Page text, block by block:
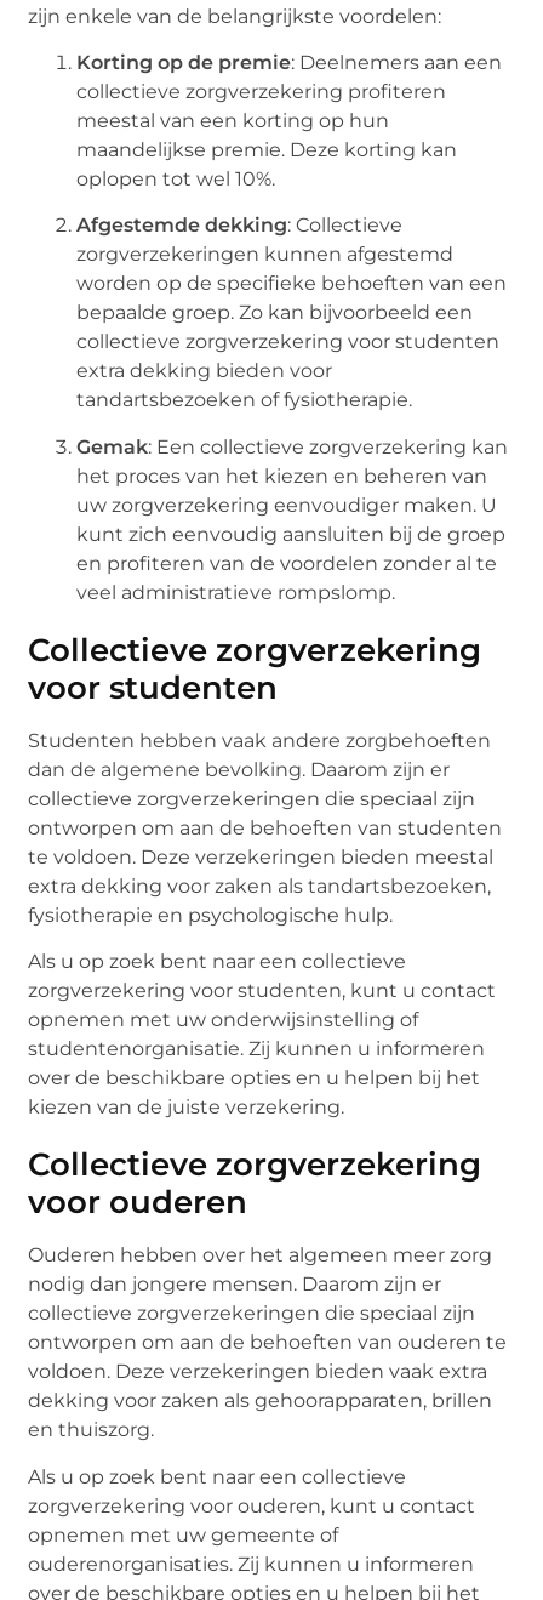
zijn enkele van de belangrijkste voordelen:
Korting op de premie: Deelnemers aan een
collectieve zorgverzekering profiteren
meestal van een korting op hun
maandelijkse premie. Deze korting kan
oplopen tot wel 10%.
Afgestemde dekking: Collectieve
zorgverzekeringen kunnen afgestemd
worden op de specifieke behoeften van een
bepaalde groep. Zo kan bijvoorbeeld een
collectieve zorgverzekering voor studenten
extra dekking bieden voor
tandartsbezoeken of fysiotherapie.
Gemak: Een collectieve zorgverzekering kan
het proces van het kiezen en beheren van
uw zorgverzekering eenvoudiger maken. U
kunt zich eenvoudig aansluiten bij de groep
en profiteren van de voordelen zonder al te
veel administratieve rompslomp.
Collectieve zorgverzekering
voor studenten
Studenten hebben vaak andere zorgbehoeften
dan de algemene bevolking. Daarom zijn er
collectieve zorgverzekeringen die speciaal zijn
ontworpen om aan de behoeften van studenten
te voldoen. Deze verzekeringen bieden meestal
extra dekking voor zaken als tandartsbezoeken,
fysiotherapie en psychologische hulp.
Als u op zoek bent naar een collectieve
zorgverzekering voor studenten, kunt u contact
opnemen met uw onderwijsinstelling of
studentenorganisatie. Zij kunnen u informeren
over de beschikbare opties en u helpen bij het
kiezen van de juiste verzekering.
Collectieve zorgverzekering
voor ouderen
Ouderen hebben over het algemeen meer zorg
nodig dan jongere mensen. Daarom zijn er
collectieve zorgverzekeringen die speciaal zijn
ontworpen om aan de behoeften van ouderen te
voldoen. Deze verzekeringen bieden vaak extra
dekking voor zaken als gehoorapparaten, brillen
en thuiszorg.
Als u op zoek bent naar een collectieve
zorgverzekering voor ouderen, kunt u contact
opnemen met uw gemeente of
ouderenorganisaties. Zij kunnen u informeren
over de beschikbare opties en u helpen bij het